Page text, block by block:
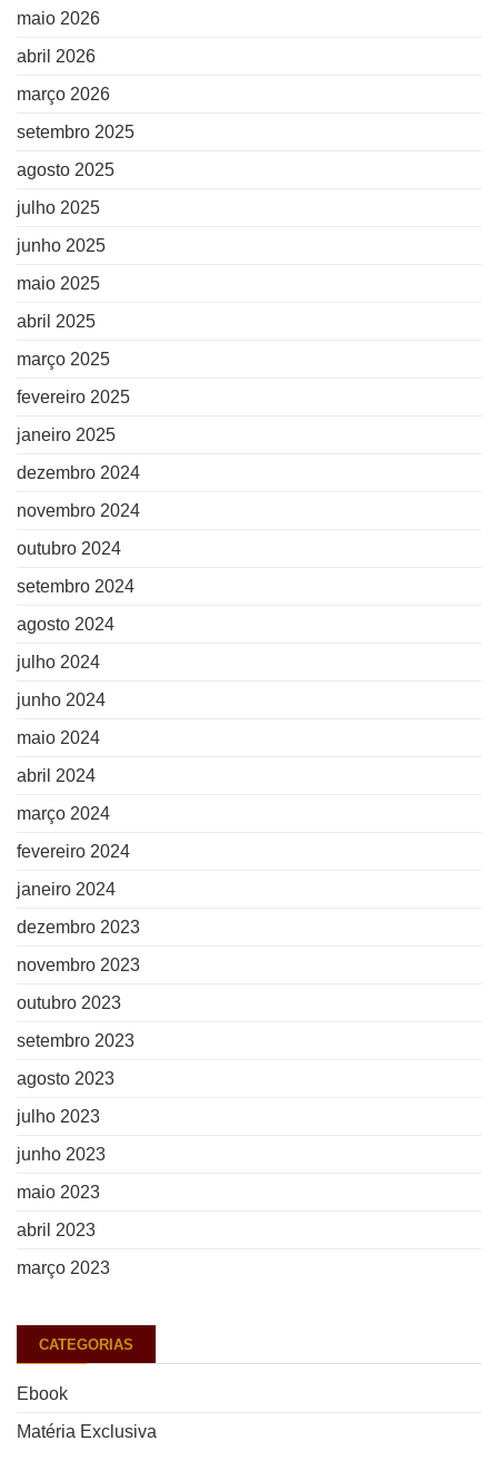
maio 2026
abril 2026
março 2026
setembro 2025
agosto 2025
julho 2025
junho 2025
maio 2025
abril 2025
março 2025
fevereiro 2025
janeiro 2025
dezembro 2024
novembro 2024
outubro 2024
setembro 2024
agosto 2024
julho 2024
junho 2024
maio 2024
abril 2024
março 2024
fevereiro 2024
janeiro 2024
dezembro 2023
novembro 2023
outubro 2023
setembro 2023
agosto 2023
julho 2023
junho 2023
maio 2023
abril 2023
março 2023
CATEGORIAS
Ebook
Matéria Exclusiva